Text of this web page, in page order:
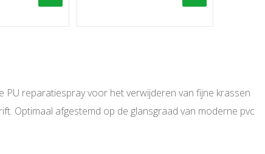
reparatiespray voor het verwijderen van fijne krassen
Optimaal afgestemd op de glansgraad van moderne pvc